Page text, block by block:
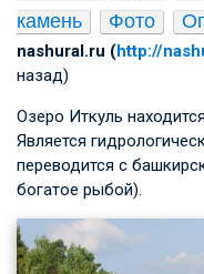
камень
Фото
nashural.ru (http://
назад)
Озеро Иткуль
Является
переводится с
богатое рыбой).